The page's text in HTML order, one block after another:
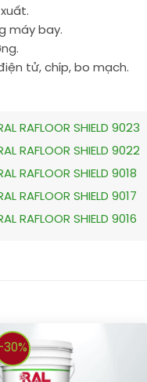
máy bay.
tử, chíp, bo mạch.
RAFLOOR SHIELD 9023
RAFLOOR SHIELD 9022
RAFLOOR SHIELD 9018
RAFLOOR SHIELD 9017
RAFLOOR SHIELD 9016
30%